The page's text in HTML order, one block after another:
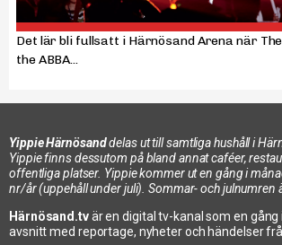
Det lär bli fullsatt i Härnösand Arena när
the ABBA...
Yippie Härnösanddelas ut till samtliga hushåll i
Yippie finns dessutom på bland annat caféer,
offentliga platser. Yippie kommer ut en gång i
nr/år (uppehåll under juli). Sommar- och julnumren
Härnösand.tvär en digital tv-kanal som en
avsnitt med reportage, nyheter och händelser